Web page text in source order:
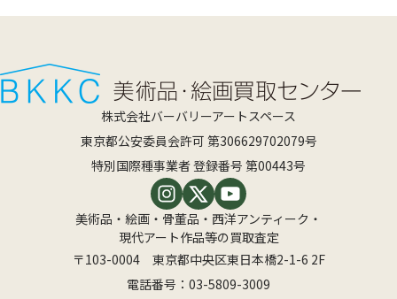
株式会社バーバリーアートスペース
東京都公安委員会許可 第306629702079号
特別国際種事業者 登録番号 第00443号
美術品・絵画・骨董品・西洋アンティーク・
現代アート作品等の買取査定
〒103-0004 東京都中央区東日本橋2-1-6 2F
電話番号： 03-5809-3009